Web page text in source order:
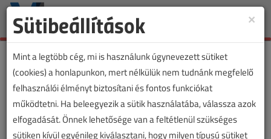
Toggle
×
Sütibeállítások
Mint a legtöbb cég, mi is használunk úgynevezett sütiket
(cookies) a honlapunkon, mert nélkülük nem tudnánk megfelelő
felhasználói élményt biztosítani és fontos funkciókat
működtetni. Ha beleegyezik a sütik használatába, válassza azok
elfogadását. Önnek lehetősége van a feltétlenül szükséges
sütiken kívül egyénileg kiválasztani, hogy milyen típusú sütiket